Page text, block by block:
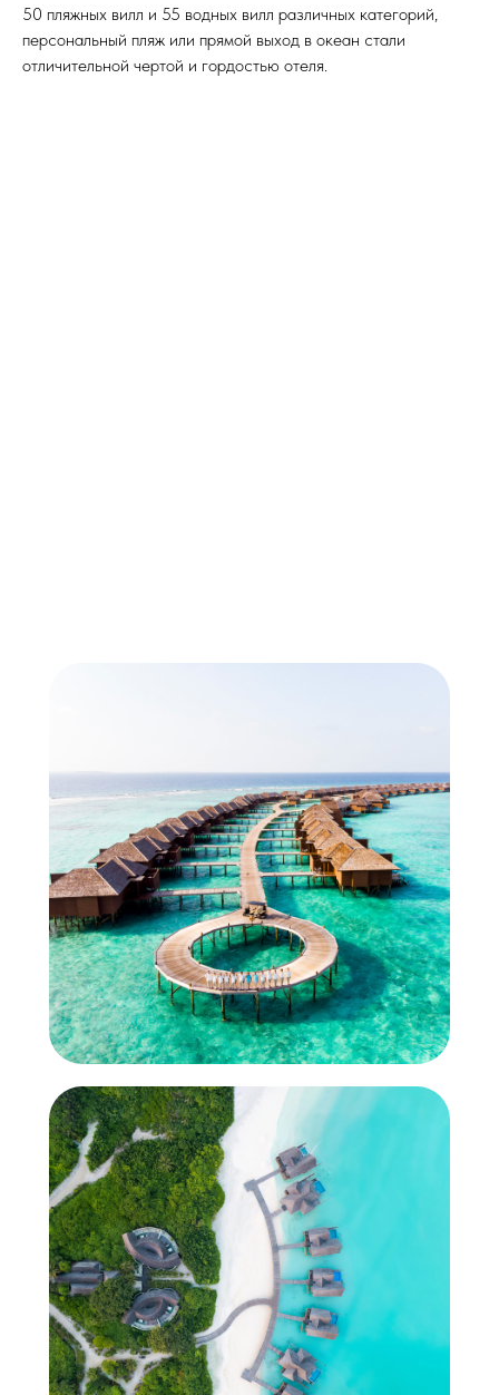
50 пляжных вилл и 55 водных вилл различных категорий,
персональный пляж или прямой выход в океан стали
отличительной чертой и гордостью отеля.